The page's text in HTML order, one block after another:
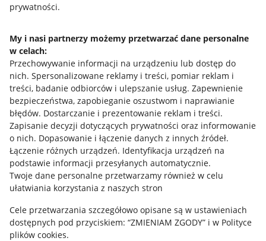
prywatności.
My i nasi partnerzy możemy przetwarzać dane personalne
w celach:
Przechowywanie informacji na urządzeniu lub dostęp do
nich. Spersonalizowane reklamy i treści, pomiar reklam i
treści, badanie odbiorców i ulepszanie usług. Zapewnienie
bezpieczeństwa, zapobieganie oszustwom i naprawianie
błędów. Dostarczanie i prezentowanie reklam i treści.
Zapisanie decyzji dotyczących prywatności oraz informowanie
o nich. Dopasowanie i łączenie danych z innych źródeł.
Łączenie różnych urządzeń. Identyfikacja urządzeń na
podstawie informacji przesyłanych automatycznie.
Twoje dane personalne przetwarzamy również w celu
ułatwiania korzystania z naszych stron
Cele przetwarzania szczegółowo opisane są w ustawieniach
dostępnych pod przyciskiem: “ZMIENIAM ZGODY” i w Polityce
plików cookies.
Jak to działa
Allegro Gadane dla sprzedających
Allegro Gadane dla kupujących
Mapa miejscowości
Informacje prawne
Regulamin
Polityka plików "cookies"
Ustawienia plików "cookies"
Udostępnianie lokalizacji
Informacje dla Aktu o Usługach Cyfrowych